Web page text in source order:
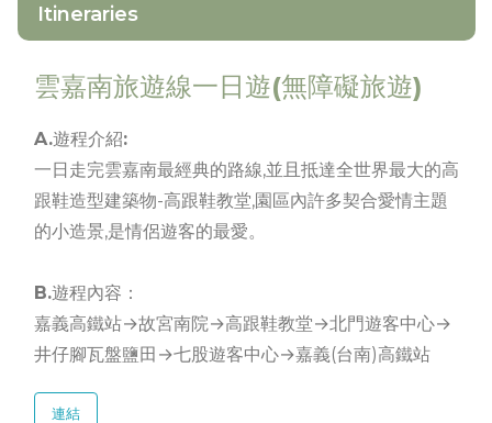
Itineraries
雲嘉南旅遊線一日遊(無障礙旅遊)
A.遊程介紹:
一日走完雲嘉南最經典的路線,並且抵達全世界最大的高
跟鞋造型建築物-高跟鞋教堂,園區內許多契合愛情主題
的小造景,是情侶遊客的最愛。
B.遊程內容：
嘉義高鐵站→故宮南院→高跟鞋教堂→北門遊客中心→
井仔腳瓦盤鹽田→七股遊客中心→嘉義(台南)高鐵站
連結